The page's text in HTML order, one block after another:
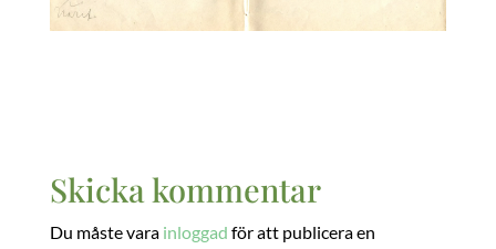
Skicka kommentar
Du måste vara inloggad för att publicera en